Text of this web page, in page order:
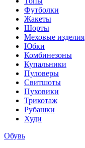
Футболки
Жакеты
Шорты
Меховые изделия
Юбки
Комбинезоны
Купальники
Пуловеры
Свитшоты
Пуховики
Трикотаж
Рубашки
Худи
Обувь